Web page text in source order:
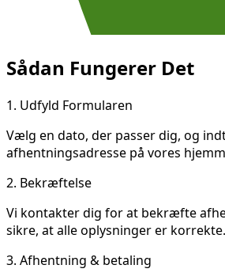
Sådan Fungerer Det
1. Udfyld Formularen
Vælg en dato, der passer dig, og
afhentningsadresse på vores
2. Bekræftelse
Vi kontakter dig for at bekræfte
sikre, at alle oplysninger er korrekte.
3. Afhentning & betaling